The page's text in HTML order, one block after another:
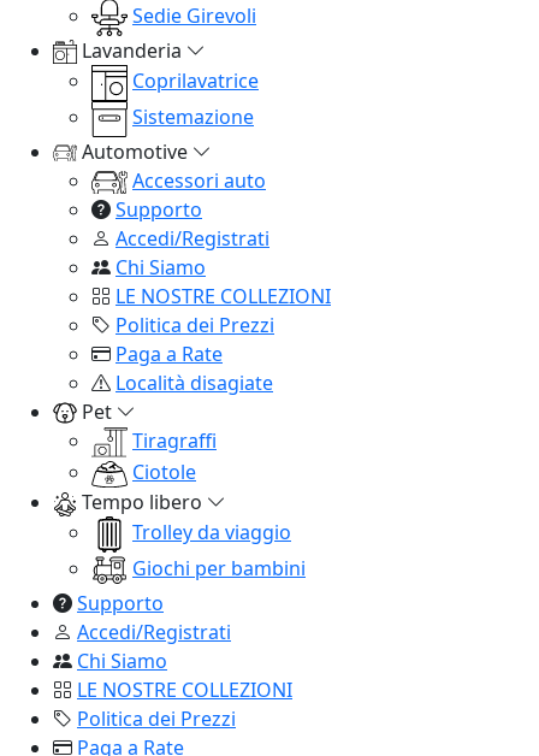
Sedie Girevoli
Lavanderia
Coprilavatrice
Sistemazione
Automotive
Accessori auto
Supporto
Accedi/Registrati
Chi Siamo
LE NOSTRE COLLEZIONI
Politica dei Prezzi
Paga a Rate
Località disagiate
Pet
Tiragraffi
Ciotole
Tempo libero
Trolley da viaggio
Giochi per bambini
Supporto
Accedi/Registrati
Chi Siamo
LE NOSTRE COLLEZIONI
Politica dei Prezzi
Paga a Rate